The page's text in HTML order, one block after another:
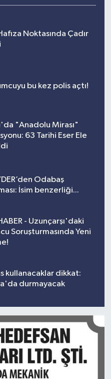
Noktasında Çadır
bu kez polis açtı!
"Anadolu Mirası"
63 Tarihi Eser Ele
Odabaş
İsim benzerliği...
- Uzunçarşı'daki
Soruşturmasında Yeni
kullanacaklar dikkat:
durmayacak